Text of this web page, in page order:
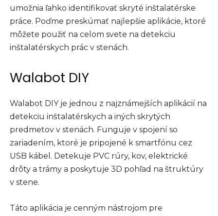
umožnia ľahko identifikovať skryté inštalatérske
práce. Poďme preskúmať najlepšie aplikácie, ktoré
môžete použiť na celom svete na detekciu
inštalatérskych prác v stenách.
Walabot DIY
Walabot DIY je jednou z najznámejších aplikácií na
detekciu inštalatérskych a iných skrytých
predmetov v stenách. Funguje v spojení so
zariadením, ktoré je pripojené k smartfónu cez
USB kábel. Detekuje PVC rúry, kov, elektrické
drôty a trámy a poskytuje 3D pohľad na štruktúry
v stene.
Táto aplikácia je cenným nástrojom pre